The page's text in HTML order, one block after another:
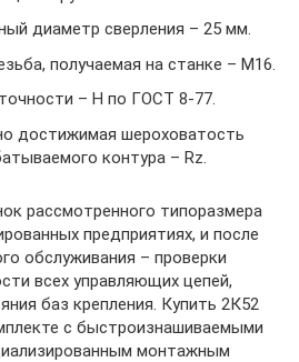
диаметр сверления – 25 мм.
получаемая на станке – М16.
– Н по ГОСТ 8-77.
достижимая шероховатость
контура – Rz.
рассмотренного типоразмера
предприятиях, и после
обслуживания – проверки
всех управляющих цепей,
баз крепления. Купить 2К52
с быстроизнашиваемыми
монтажным